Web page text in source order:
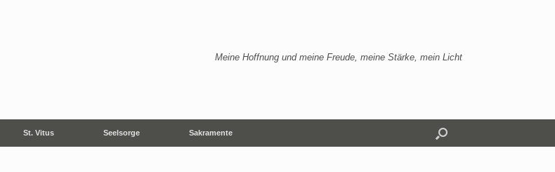
Meine Hoffnung und meine Freude, meine Stärke, mein Licht
St. Vitus Seelsorge Sakramente